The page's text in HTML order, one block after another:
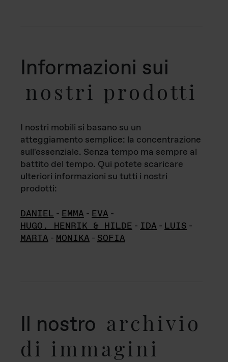
Informazioni sui
nostri prodotti
I nostri mobili si basano su un
atteggiamento semplice: la concentrazione
sull'essenziale. Senza tempo ma sempre al
battito del tempo. Qui potete scaricare
ulteriori informazioni su tutti i nostri
prodotti:
DANIEL - EMMA - EVA -
HUGO, HENRIK & HILDE - IDA - LUIS -
MARTA - MONIKA - SOFIA
Il nostro archivio
di immagini